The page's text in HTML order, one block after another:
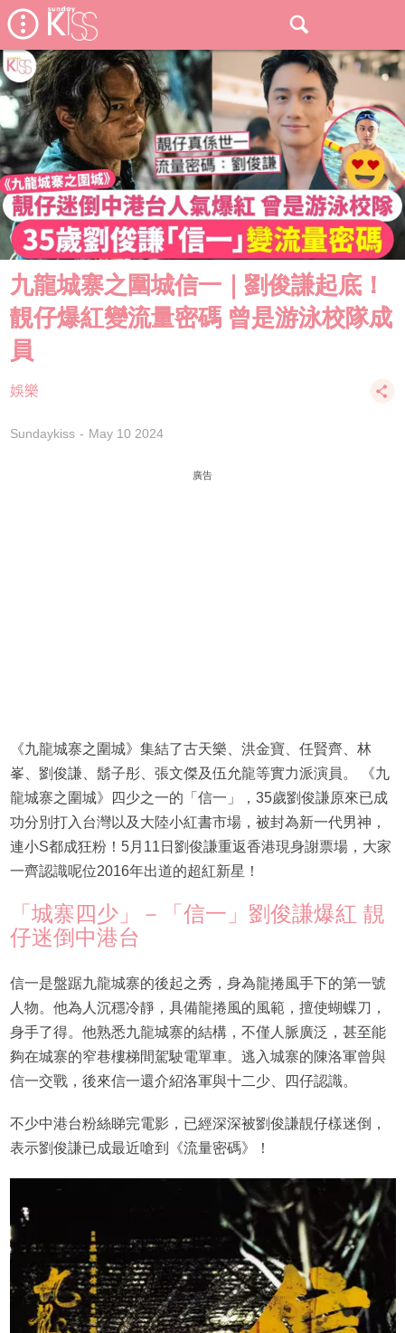
九龍城寨之圍城信一｜劉俊謙起底！
靚仔爆紅變流量密碼 曾是游泳校隊成
員
娛樂
Sundaykiss May 10 2024
廣告
《九龍城寨之圍城》集結了古天樂、洪金寶、任賢齊、林
峯、劉俊謙、鬍子彤、張文傑及伍允龍等實力派演員。 《九
龍城寨之圍城》四少之一的「信一」，35歲劉俊謙原來已成
功分別打入台灣以及大陸小紅書市場，被封為新一代男神，
連小S都成狂粉！5月11日劉俊謙重返香港現身謝票場，大家
一齊認識呢位2016年出道的超紅新星！
「城寨四少」－「信一」劉俊謙爆紅 靚
仔迷倒中港台
信一是盤踞九龍城寨的後起之秀，身為龍捲風手下的第一號
人物。他為人沉穩冷靜，具備龍捲風的風範，擅使蝴蝶刀，
身手了得。他熟悉九龍城寨的結構，不僅人脈廣泛，甚至能
夠在城寨的窄巷樓梯間駕駛電單車。逃入城寨的陳洛軍曾與
信一交戰，後來信一還介紹洛軍與十二少、四仔認識。
不少中港台粉絲睇完電影，已經深深被劉俊謙靚仔樣迷倒，
表示劉俊謙已成最近嗆到《流量密碼》！